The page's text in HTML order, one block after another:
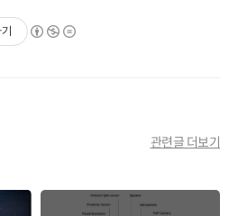
관련글 더보기